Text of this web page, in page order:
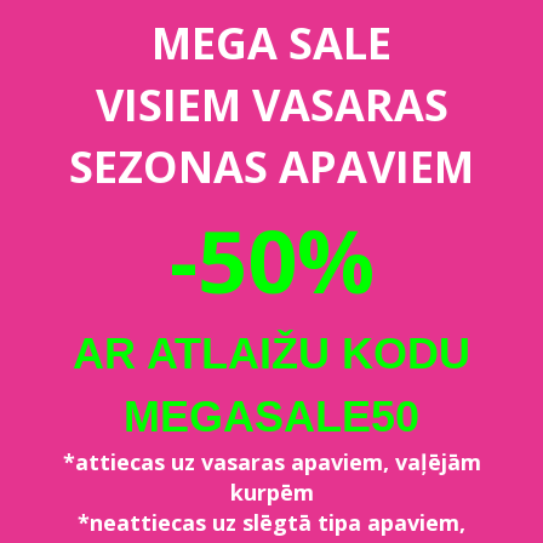
MEGA SALE
VISIEM VASARAS
SEZONAS APAVIEM
-50%
AR ATLAIŽU KODU
MEGASALE50
*attiecas uz vasaras apaviem, vaļējām
kurpēm
*neattiecas uz slēgtā tipa apaviem,